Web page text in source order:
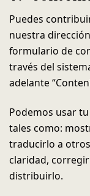
Puedes
nuestra
formulario de
través del
adelante
Podemos usar
tales como:
traducirlo a
claridad,
distribuirlo.